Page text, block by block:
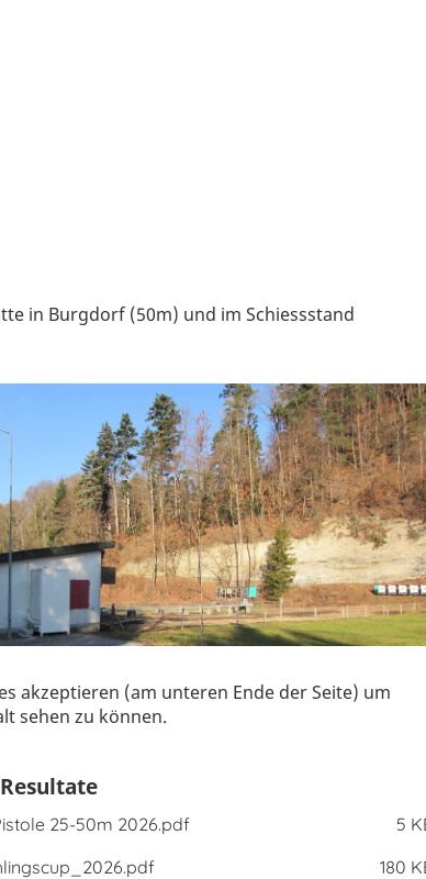
in Burgdorf (50m) und im Schiessstand
akzeptieren (am unteren Ende der Seite) um
sehen zu können.
25-50m 2026.pdf
5
180